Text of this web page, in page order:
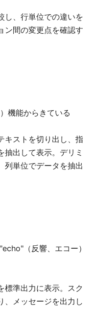
し、行単位での違いを
ン間の変更点を確認す
機能からきている
キストを切り出し、指
抽出して表示。デリミ
列単位でデータを抽出
（反響、エコー）
標準出力に表示。スク
、メッセージを出力し